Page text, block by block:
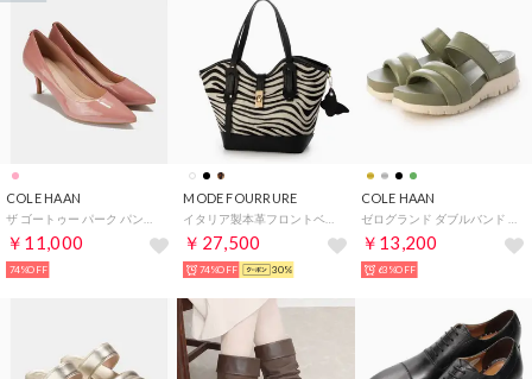
COLE HAAN
￥11,000
74%OFF
MODE FOURRURE
￥27,500
74%OFF 30%
COLE HAAN
￥13,200
63%OFF